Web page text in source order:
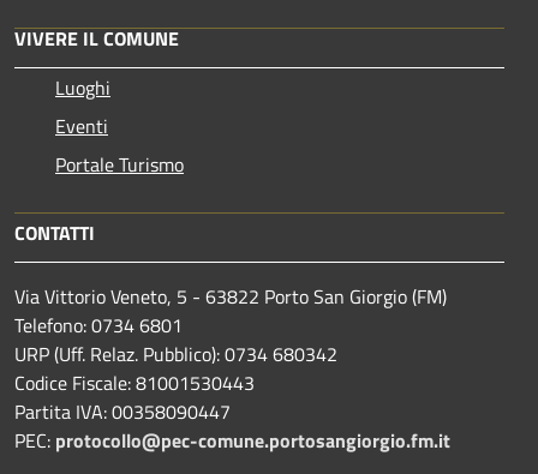
VIVERE IL COMUNE
Luoghi
Eventi
Portale Turismo
CONTATTI
Via Vittorio Veneto, 5 - 63822 Porto San Giorgio (FM)
Telefono: 0734 6801
URP (Uff. Relaz. Pubblico): 0734 680342
Codice Fiscale: 81001530443
Partita IVA: 00358090447
PEC: protocollo@pec-comune.portosangiorgio.fm.it